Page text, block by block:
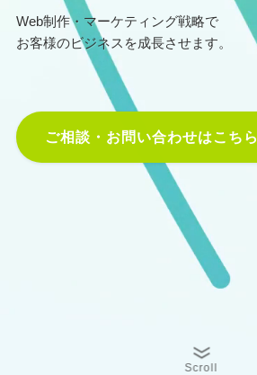
Web制作・マーケティング戦略で
お客様のビジネスを成長させます。
ご相談・お問い合わせはこちら
Scroll